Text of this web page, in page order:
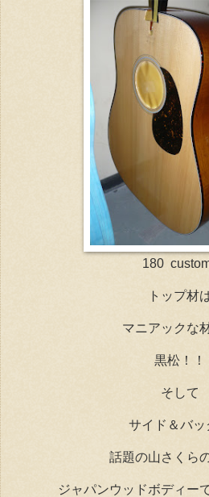
180
トップ材
マニアックな
黒松！！
そして
サイド＆バッ
話題の山さくら
ジャパンウッドボディー